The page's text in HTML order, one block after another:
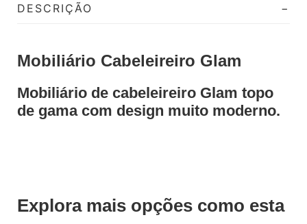
DESCRIÇÃO
Mobiliário Cabeleireiro Glam
Mobiliário de cabeleireiro Glam topo
de gama com design muito moderno.
Explora mais opções como esta